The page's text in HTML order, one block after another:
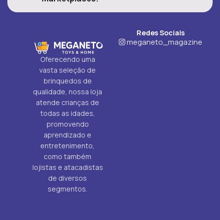
Oferecendo uma
vasta seleção de
brinquedos de
qualidade, nossa loja
atende crianças de
todas as idades,
promovendo
aprendizado e
entretenimento,
como também
lojistas e atacadistas
de diversos
segmentos.
Redes Sociais
meganeto_magazine